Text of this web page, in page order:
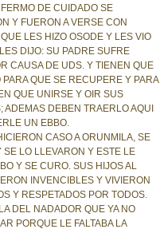
DE CUIDADO SE
Y FUERON A VERSE CON
LES HIZO OSODE Y LES VIO
DIJO: SU PADRE SUFRE
CAUSA DE UDS. Y TIENEN QUE
PARA QUE SE RECUPERE Y PARA
QUE UNIRSE Y OIR SUS
ADEMAS DEBEN TRAERLO AQUI
UN EBBO.
CASO A ORUNMILA, SE
SE LO LLEVARON Y ESTE LE
Y SE CURO. SUS HIJOS AL
INVENCIBLES Y VIVIERON
Y RESPETADOS POR TODOS.
DEL NADADOR QUE YA NO
PORQUE LE FALTABA LA